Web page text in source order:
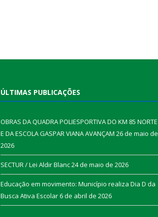
ÚLTIMAS PUBLICAÇÕES
OBRAS DA QUADRA POLIESPORTIVA DO KM 85 NORTE
E DA ESCOLA GASPAR VIANA AVANÇAM 26 de maio de
2026
SECTUR / Lei Aldir Blanc24 de maio de 2026
Educação em movimento: Município realiza Dia D da
Busca Ativa Escolar6 de abril de 2026